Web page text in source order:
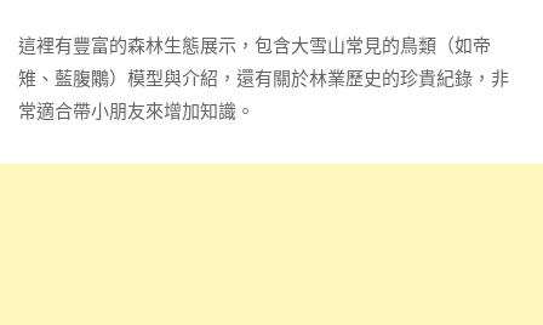
這裡有豐富的森林生態展示，包含大雪山常見的鳥類（如帝
雉、藍腹鷴）模型與介紹，還有關於林業歷史的珍貴紀錄，非
常適合帶小朋友來增加知識。